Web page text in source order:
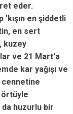
eder.
en şiddetli
en sert
kuzey
ve 21 Mart'a
kar yağışı ve
cennetine
örtüyle
da huzurlu bir